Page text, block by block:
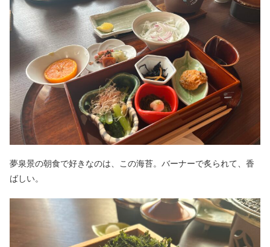
夢泉景の朝食で好きなのは、この海苔。バーナーで炙られて、香
ばしい。